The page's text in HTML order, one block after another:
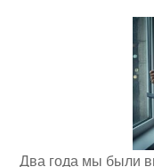
Два года мы были